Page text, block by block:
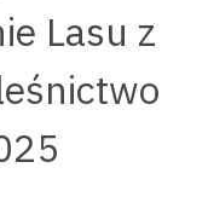
Lasu z